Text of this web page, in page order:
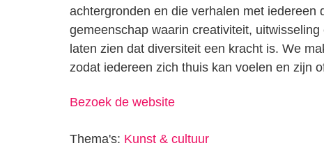
achtergronden en die verhalen met
gemeenschap waarin creativiteit,
laten zien dat diversiteit een kracht is. We
zodat iedereen zich thuis kan voelen en zijn
Bezoek de website
Thema's: Kunst & cultuur